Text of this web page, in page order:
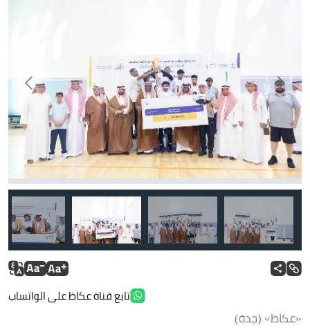
تابع قناة عكاظ على الواتساب
«عكاظ» (جدة)